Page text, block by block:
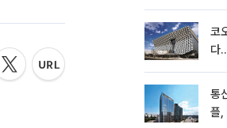
코
다
통
플,